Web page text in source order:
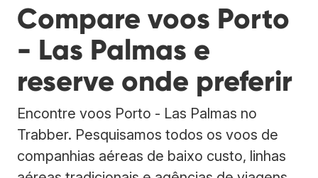
Compare voos Porto
- Las Palmas e
reserve onde preferir
Encontre voos Porto - Las Palmas no
Trabber. Pesquisamos todos os voos de
companhias aéreas de baixo custo, linhas